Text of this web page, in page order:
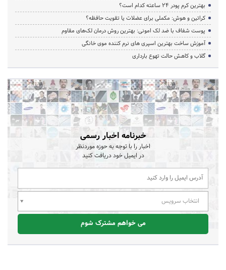
بهترین کرم پودر 24 ساعته کدام است؟
کراتین و هوش: مکملی برای عضلات یا تقویت حافظه؟
پوست شفاف با ضد لک امونی: بهترین روش درمان لک‌های مقاوم
آموزش ساخت بهترین اسپری های نرم‌ کننده موی خانگی
گلاب و کاهش حالت تهوع بارداری
خبرنامه اخبار رسمی
اخبار را با توجه به حوزه موردنظر
در ایمیل خود دریافت کنید
انتخاب سرویس
می خواهم مشترک شوم